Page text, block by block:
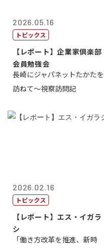
2026.05.16
トピックス
【レポート】企業家倶楽部
会員勉強会
長崎にジャパネットたかたを
訪ねて～視察訪問記
2026.02.16
トピックス
【レポート】エス・イガラ
シ
「働き方改革を推進、新時